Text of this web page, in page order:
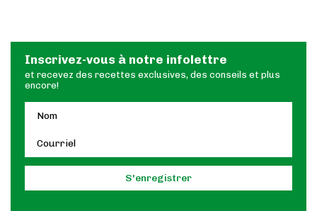
Inscrivez-vous à notre infolettre
et recevez des recettes exclusives, des conseils et plus
encore!